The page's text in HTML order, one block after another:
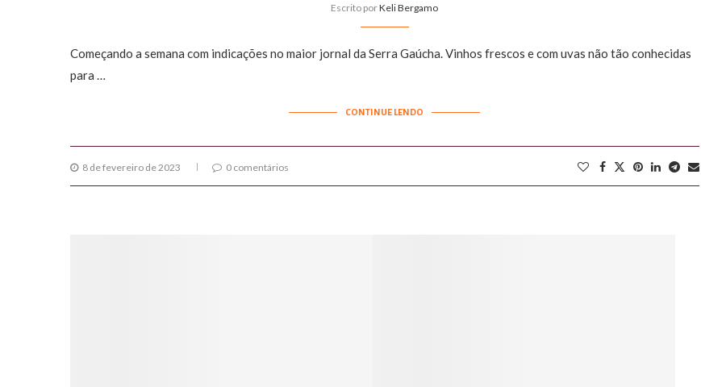
Escrito porKeli Bergamo
Começando a semana com indicações no maior jornal da Serra Gaúcha. Vinhos frescos e com uvas não tão conhecidas
para …
CONTINUE LENDO
8 de fevereiro de 2023 0 comentários